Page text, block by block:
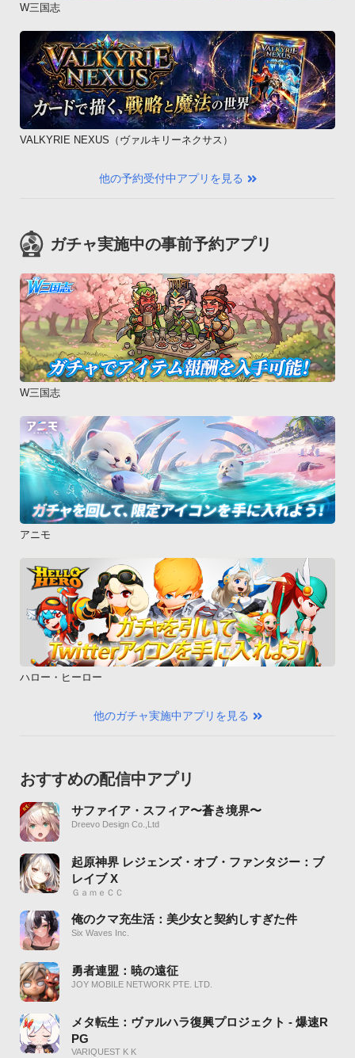
W三国志
VALKYRIE NEXUS（ヴァルキリーネクサス）
他の予約受付中アプリを見る
ガチャ実施中の事前予約アプリ
W三国志
アニモ
ハロー・ヒーロー
他のガチャ実施中アプリを見る
おすすめの配信中アプリ
サファイア・スフィア〜蒼き境界〜
Dreevo Design Co.,Ltd
起原神界 レジェンズ・オブ・ファンタジー：ブ
レイブ X
ＧａｍｅＣＣ
俺のクマ充生活：美少女と契約しすぎた件
Six Waves Inc.
勇者連盟：暁の遠征
JOY MOBILE NETWORK PTE. LTD.
メタ転生：ヴァルハラ復興プロジェクト - 爆速R
PG
VARIQUEST K K